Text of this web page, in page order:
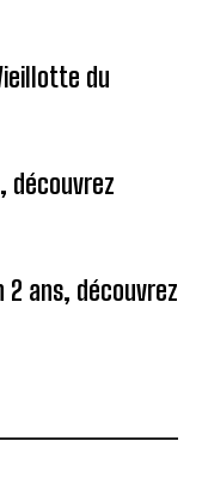
du
découvrez
ans, découvrez